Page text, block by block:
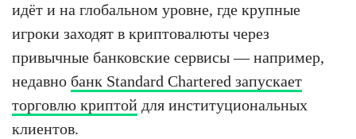
идёт и на глобальном уровне, где крупные
игроки заходят в криптовалюты через
привычные банковские сервисы — например,
недавно банк Standard Chartered запускает
торговлю криптой для институциональных
клиентов.